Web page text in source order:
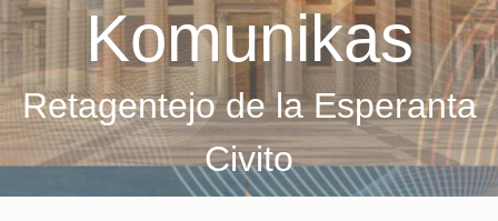
Komunikas
Retagentejo de la Esperanta
Civito